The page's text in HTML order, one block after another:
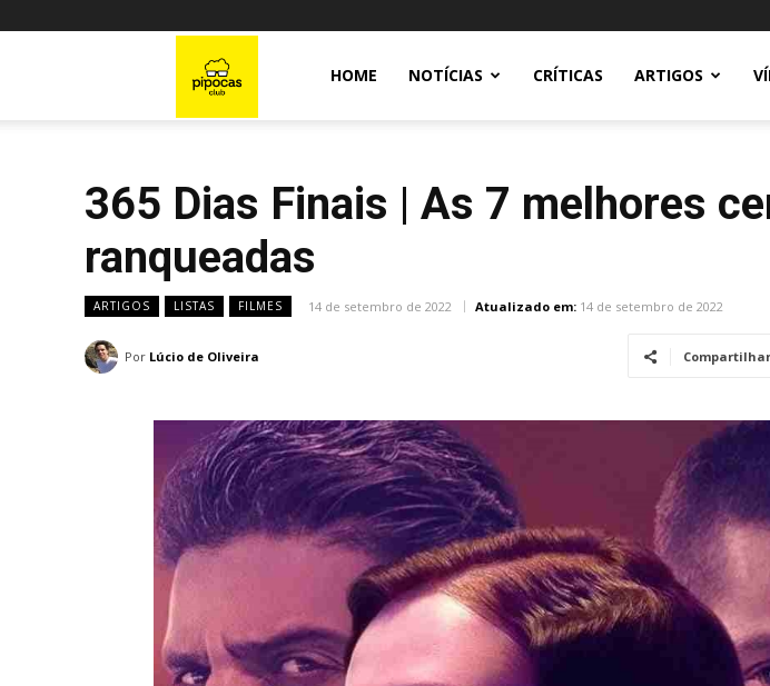
HOME NOTÍCIAS CRÍTICAS ARTIGOS
365 Dias Finais | As 7 melhores
ranqueadas
ARTIGOS LISTAS FILMES 14 de setembro de 2022 Atualizado em: 14 de setembro de 2022
Por Lúcio de Oliveira Compartilhar